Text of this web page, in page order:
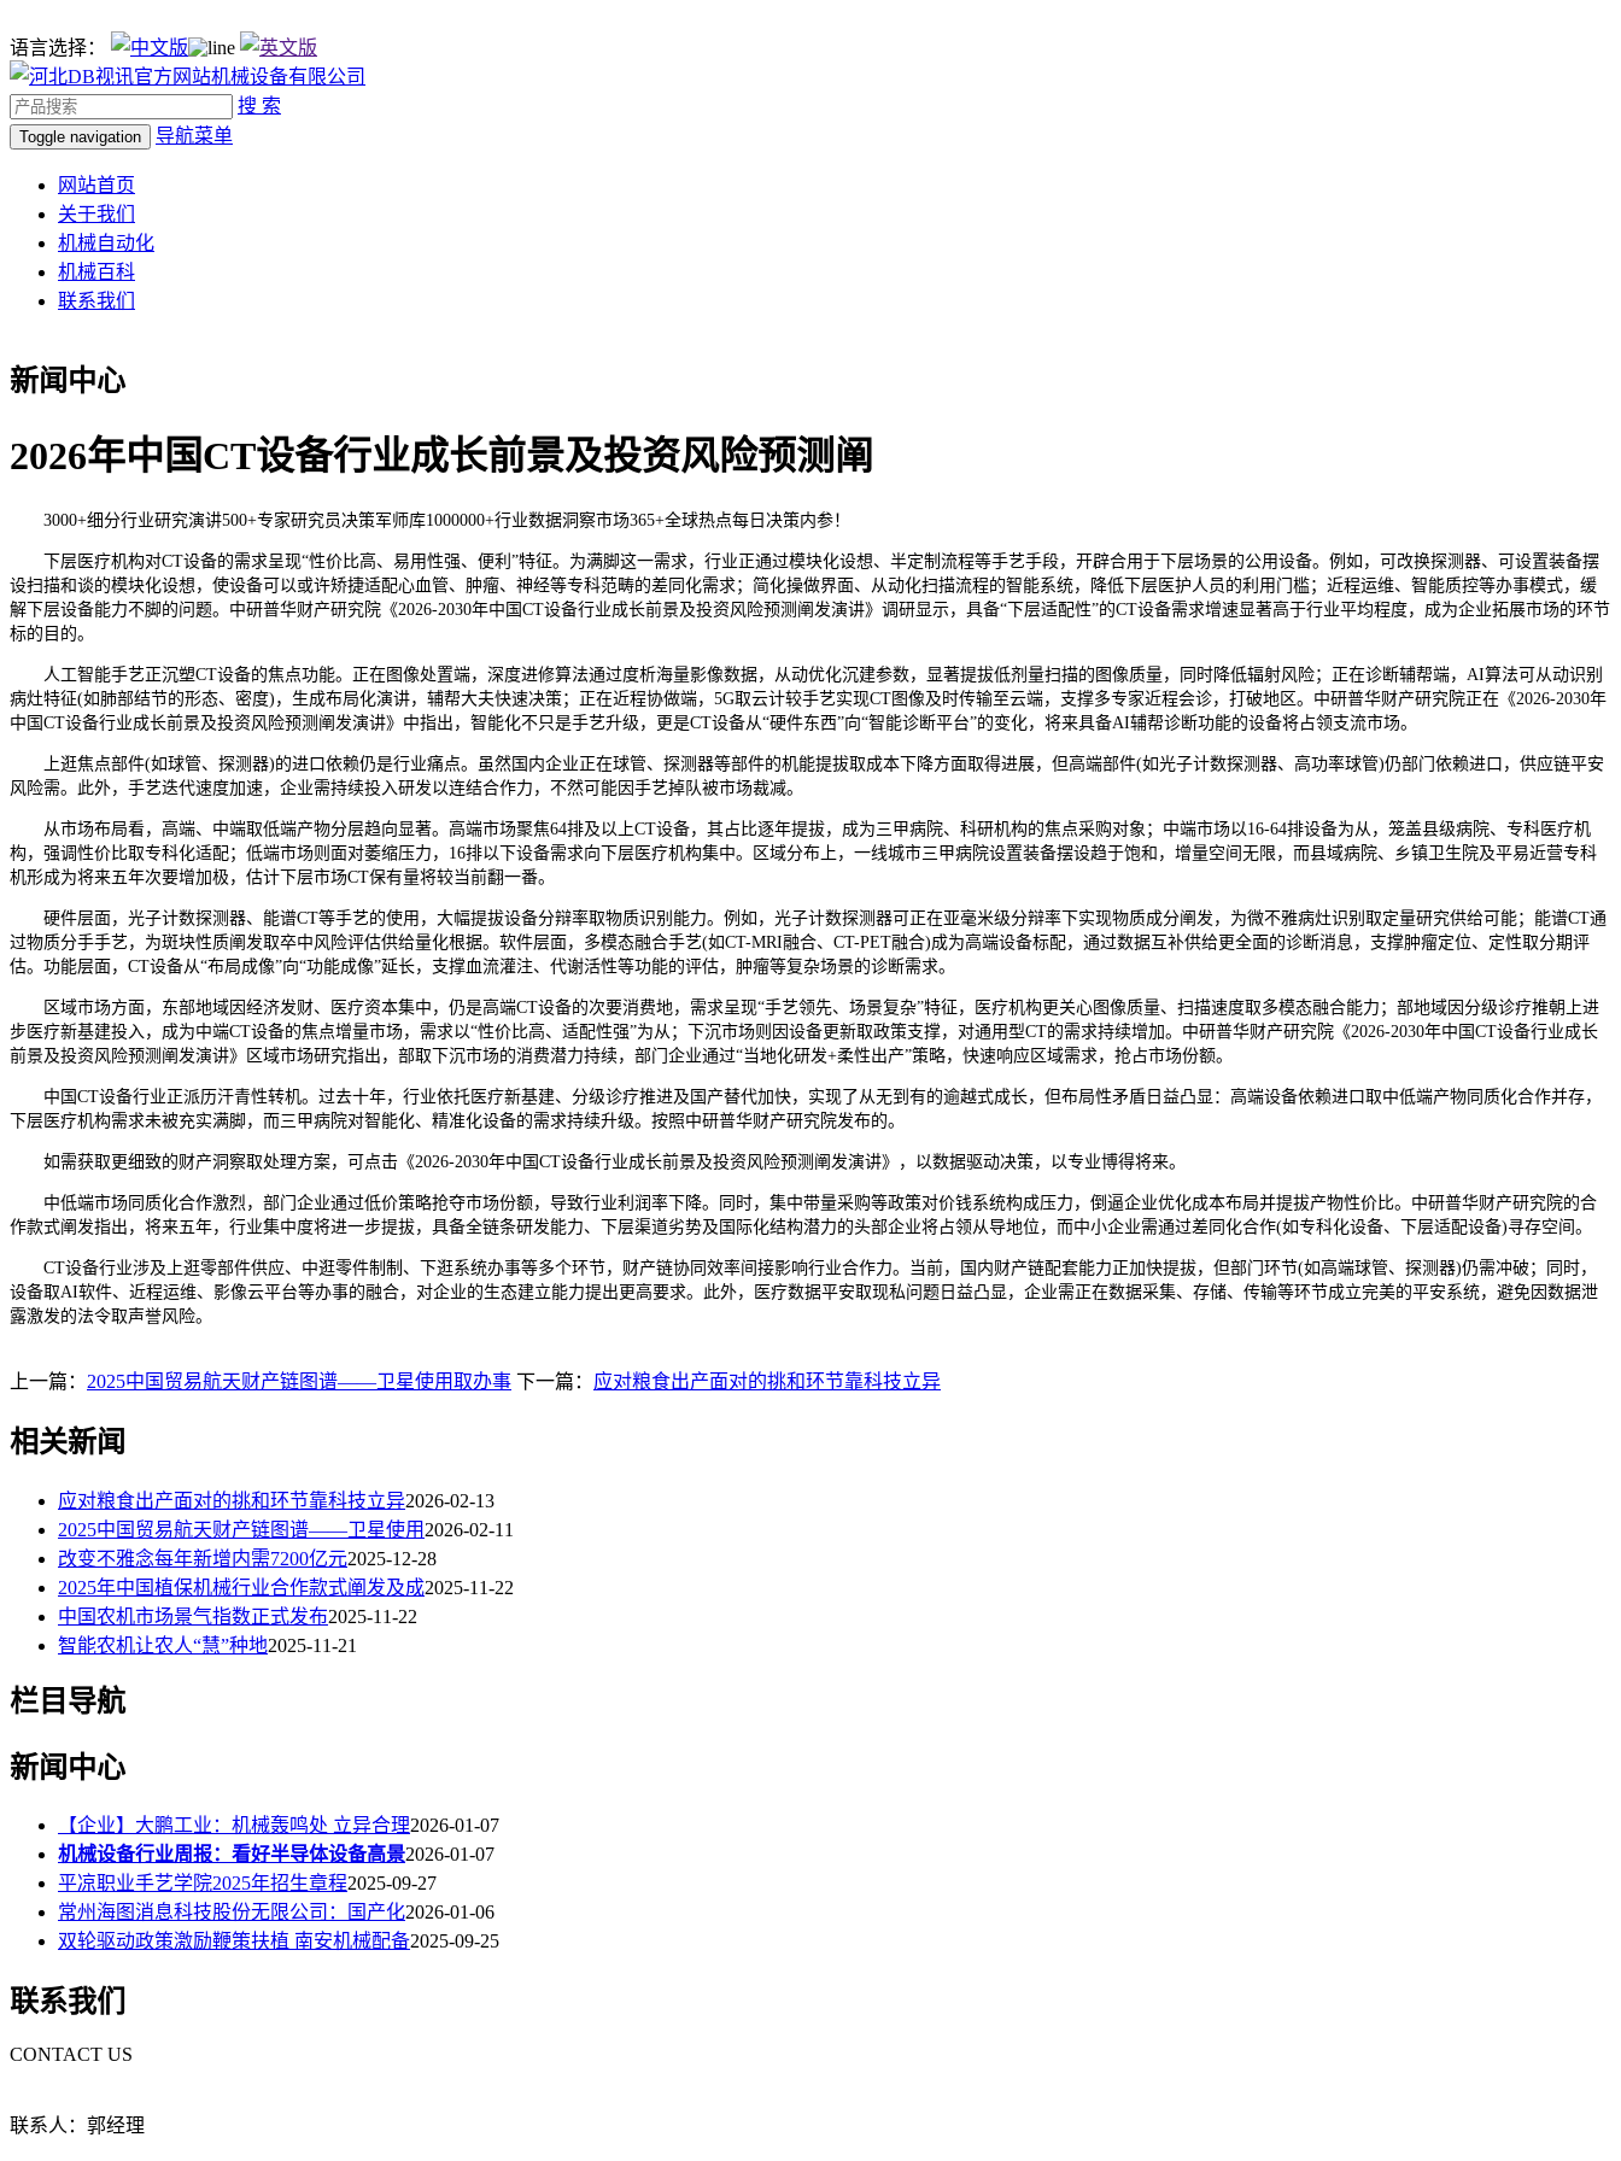
语言选择：
搜 索
Toggle navigation 导航菜单
网站首页
关于我们
机械自动化
机械百科
联系我们
新闻中心
2026年中国CT设备行业成长前景及投资风险预测阐
3000+细分行业研究演讲500+专家研究员决策军师库1000000+行业数据洞察市场365+全球热点每日决策内参！
下层医疗机构对CT设备的需求呈现“性价比高、易用性强、便利”特征。为满脚这一需求，行业正通过模块化设想、半定制流程等手艺手段，开辟合用于下层场景的公用设备。例如，可改换探测器、可设置装备摆
设扫描和谈的模块化设想，使设备可以或许矫捷适配心血管、肿瘤、神经等专科范畴的差同化需求；简化操做界面、从动化扫描流程的智能系统，降低下层医护人员的利用门槛；近程运维、智能质控等办事模式，缓
解下层设备能力不脚的问题。中研普华财产研究院《2026-2030年中国CT设备行业成长前景及投资风险预测阐发演讲》调研显示，具备“下层适配性”的CT设备需求增速显著高于行业平均程度，成为企业拓展市场的环节
标的目的。
人工智能手艺正沉塑CT设备的焦点功能。正在图像处置端，深度进修算法通过度析海量影像数据，从动优化沉建参数，显著提拔低剂量扫描的图像质量，同时降低辐射风险；正在诊断辅帮端，AI算法可从动识别
病灶特征(如肺部结节的形态、密度)，生成布局化演讲，辅帮大夫快速决策；正在近程协做端，5G取云计较手艺实现CT图像及时传输至云端，支撑多专家近程会诊，打破地区。中研普华财产研究院正在《2026-2030年
中国CT设备行业成长前景及投资风险预测阐发演讲》中指出，智能化不只是手艺升级，更是CT设备从“硬件东西”向“智能诊断平台”的变化，将来具备AI辅帮诊断功能的设备将占领支流市场。
上逛焦点部件(如球管、探测器)的进口依赖仍是行业痛点。虽然国内企业正在球管、探测器等部件的机能提拔取成本下降方面取得进展，但高端部件(如光子计数探测器、高功率球管)仍部门依赖进口，供应链平安
风险需。此外，手艺迭代速度加速，企业需持续投入研发以连结合作力，不然可能因手艺掉队被市场裁减。
从市场布局看，高端、中端取低端产物分层趋向显著。高端市场聚焦64排及以上CT设备，其占比逐年提拔，成为三甲病院、科研机构的焦点采购对象；中端市场以16-64排设备为从，笼盖县级病院、专科医疗机
构，强调性价比取专科化适配；低端市场则面对萎缩压力，16排以下设备需求向下层医疗机构集中。区域分布上，一线城市三甲病院设置装备摆设趋于饱和，增量空间无限，而县域病院、乡镇卫生院及平易近营专科
机形成为将来五年次要增加极，估计下层市场CT保有量将较当前翻一番。
硬件层面，光子计数探测器、能谱CT等手艺的使用，大幅提拔设备分辩率取物质识别能力。例如，光子计数探测器可正在亚毫米级分辩率下实现物质成分阐发，为微不雅病灶识别取定量研究供给可能；能谱CT通
过物质分手手艺，为斑块性质阐发取卒中风险评估供给量化根据。软件层面，多模态融合手艺(如CT-MRI融合、CT-PET融合)成为高端设备标配，通过数据互补供给更全面的诊断消息，支撑肿瘤定位、定性取分期评
估。功能层面，CT设备从“布局成像”向“功能成像”延长，支撑血流灌注、代谢活性等功能的评估，肿瘤等复杂场景的诊断需求。
区域市场方面，东部地域因经济发财、医疗资本集中，仍是高端CT设备的次要消费地，需求呈现“手艺领先、场景复杂”特征，医疗机构更关心图像质量、扫描速度取多模态融合能力；部地域因分级诊疗推朝上进
步医疗新基建投入，成为中端CT设备的焦点增量市场，需求以“性价比高、适配性强”为从；下沉市场则因设备更新取政策支撑，对通用型CT的需求持续增加。中研普华财产研究院《2026-2030年中国CT设备行业成长
前景及投资风险预测阐发演讲》区域市场研究指出，部取下沉市场的消费潜力持续，部门企业通过“当地化研发+柔性出产”策略，快速响应区域需求，抢占市场份额。
中国CT设备行业正派历汗青性转机。过去十年，行业依托医疗新基建、分级诊疗推进及国产替代加快，实现了从无到有的逾越式成长，但布局性矛盾日益凸显：高端设备依赖进口取中低端产物同质化合作并存，
下层医疗机构需求未被充实满脚，而三甲病院对智能化、精准化设备的需求持续升级。按照中研普华财产研究院发布的。
如需获取更细致的财产洞察取处理方案，可点击《2026-2030年中国CT设备行业成长前景及投资风险预测阐发演讲》，以数据驱动决策，以专业博得将来。
中低端市场同质化合作激烈，部门企业通过低价策略抢夺市场份额，导致行业利润率下降。同时，集中带量采购等政策对价钱系统构成压力，倒逼企业优化成本布局并提拔产物性价比。中研普华财产研究院的合
作款式阐发指出，将来五年，行业集中度将进一步提拔，具备全链条研发能力、下层渠道劣势及国际化结构潜力的头部企业将占领从导地位，而中小企业需通过差同化合作(如专科化设备、下层适配设备)寻存空间。
CT设备行业涉及上逛零部件供应、中逛零件制制、下逛系统办事等多个环节，财产链协同效率间接影响行业合作力。当前，国内财产链配套能力正加快提拔，但部门环节(如高端球管、探测器)仍需冲破；同时，
设备取AI软件、近程运维、影像云平台等办事的融合，对企业的生态建立能力提出更高要求。此外，医疗数据平安取现私问题日益凸显，企业需正在数据采集、存储、传输等环节成立完美的平安系统，避免因数据泄
露激发的法令取声誉风险。
上一篇： 2025中国贸易航天财产链图谱——卫星使用取办事 下一篇： 应对粮食出产面对的挑和环节靠科技立异
相关新闻
应对粮食出产面对的挑和环节靠科技立异2026-02-13
2025中国贸易航天财产链图谱——卫星使用 2026-02-11
改变不雅念每年新增内需7200亿元2025-12-28
2025年中国植保机械行业合作款式阐发及成2025-11-22
中国农机市场景气指数正式发布2025-11-22
智能农机让农人“慧”种地2025-11-21
栏目导航
新闻中心
【企业】大鹏工业：机械轰鸣处 立异合理2026-01-07
机械设备行业周报：看好半导体设备高景2026-01-07
平凉职业手艺学院2025年招生章程2025-09-27
常州海图消息科技股份无限公司：国产化2026-01-06
双轮驱动政策激励鞭策扶植 南安机械配备2025-09-25
联系我们
CONTACT US
联系人：郭经理